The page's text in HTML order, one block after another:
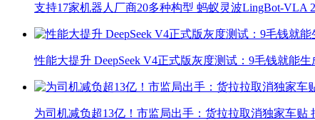
支持17家机器人厂商20多种构型 蚂蚁灵波LingBot-VLA
性能大提升 DeepSeek V4正式版灰度测试：9毛钱就能生
为司机减负超13亿！市监局出手：货拉拉取消独家车贴